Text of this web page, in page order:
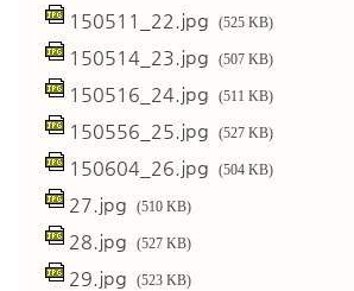
150511_22.jpg (525 KB)
150514_23.jpg (507 KB)
150516_24.jpg (511 KB)
150556_25.jpg (527 KB)
150604_26.jpg (504 KB)
27.jpg (510 KB)
28.jpg (527 KB)
29.jpg (523 KB)